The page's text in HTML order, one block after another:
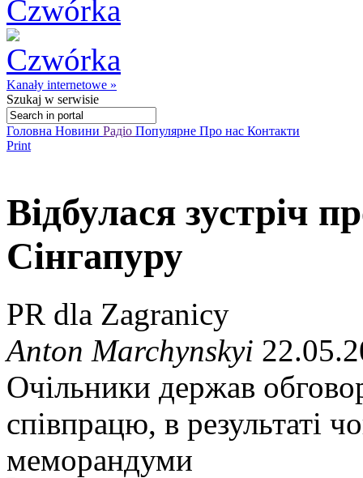
Kanały internetowe »
Szukaj w serwisie
Головна Новини Радіо Популярне Про нас Контакти
Print
Відбулася зустріч
Сінгапуру
PR dla Zagranicy
Anton Marchynskyi
Очільники держав
співпрацю, в результаті
меморандуми